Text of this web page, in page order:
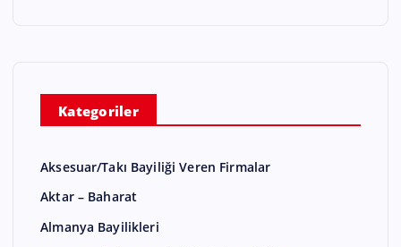
Kategoriler
Aksesuar/Takı Bayiliği Veren Firmalar
Aktar – Baharat
Almanya Bayilikleri